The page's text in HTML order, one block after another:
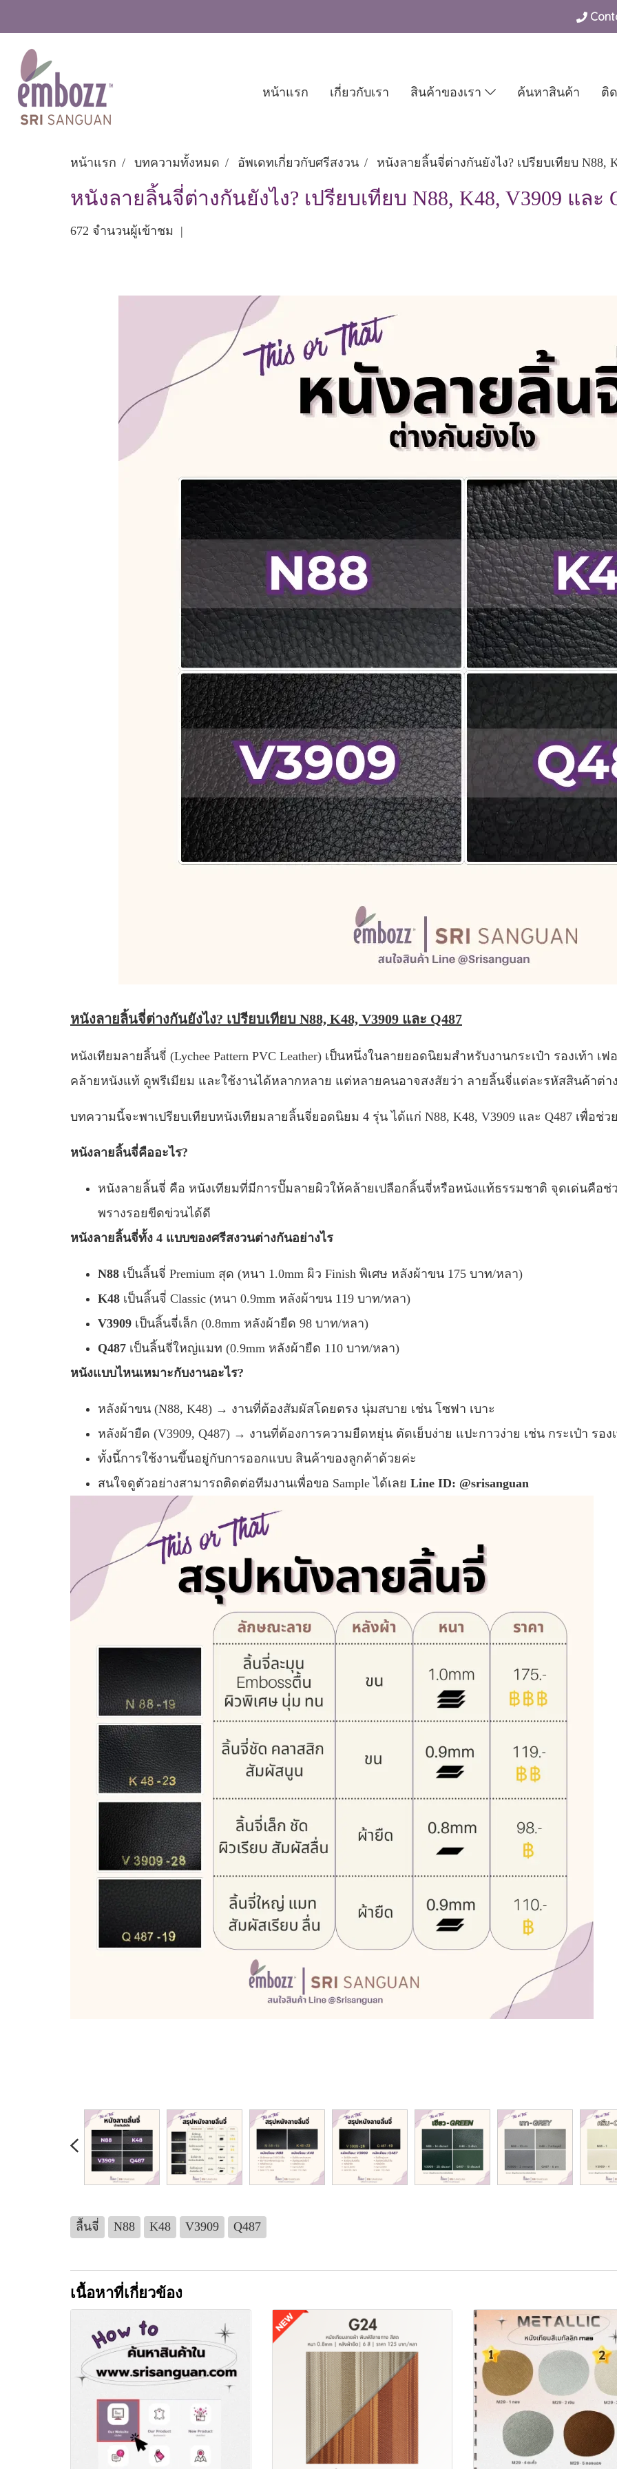
หน้าแรก เกี่ยวกับเรา สินค้าของเรา ค้นหาสินค้า ติ
หน้าแรก บทความทั้งหมด อัพเดทเกี่ยวกับศรีสงวน หนังลายลิ้นจี่ต่างกันยังไง? เปรียบเทียบ N88,
หนังลายลิ้นจี่ต่างกันยังไง? เปรียบเทียบ N88, K48, V3909 และ
672 จำนวนผู้เข้าชม |
หนังลายลิ้นจี่ต่างกันยังไง? เปรียบเทียบ N88, K48, V3909 และ Q487
หนังเทียมลายลิ้นจี่ (Lychee Pattern PVC Leather) เป็นหนึ่งในลายยอดนิยมสำหรับงานกระเป๋า รองเท้า
คล้ายหนังแท้ ดูพรีเมียม และใช้งานได้หลากหลาย แต่หลายคนอาจสงสัยว่า ลายลิ้นจี่แต่ละรหัสสินค้าต่า
บทความนี้จะพาเปรียบเทียบหนังเทียมลายลิ้นจี่ยอดนิยม 4 รุ่น ได้แก่ N88, K48, V3909 และ Q487 เพื่อช่
หนังลายลิ้นจี่คืออะไร?
หนังลายลิ้นจี่ คือ หนังเทียมที่มีการปั๊มลายผิวให้คล้ายเปลือกลิ้นจี่หรือหนังแท้ธรรมชาติ จุดเด่นคือช่
พรางรอยขีดข่วนได้ดี
หนังลายลิ้นจี่ทั้ง 4 แบบของศรีสงวนต่างกันอย่างไร
N88 เป็นลิ้นจี่ Premium สุด (หนา 1.0mm ผิว Finish พิเศษ หลังผ้าขน 175 บาท/หลา)
K48 เป็นลิ้นจี่ Classic (หนา 0.9mm หลังผ้าขน 119 บาท/หลา)
V3909 เป็นลิ้นจี่เล็ก (0.8mm หลังผ้ายืด 98 บาท/หลา)
Q487 เป็นลิ้นจี่ใหญ่แมท (0.9mm หลังผ้ายืด 110 บาท/หลา)
หนังแบบไหนเหมาะกับงานอะไร?
หลังผ้าขน (N88, K48) → งานที่ต้องสัมผัสโดยตรง นุ่มสบาย เช่น โซฟา เบาะ
หลังผ้ายืด (V3909, Q487) → งานที่ต้องการความยืดหยุ่น ตัดเย็บง่าย แปะกาวง่าย เช่น กระเป๋า รอง
ทั้งนี้การใช้งานขึ้นอยู่กับการออกแบบ สินค้าของลูกค้าด้วยค่ะ
สนใจดูตัวอย่างสามารถติดต่อทีมงานเพื่อขอ Sample ได้เลย Line ID: @srisanguan
ลื้นจี่ N88 K48 V3909 Q487
เนื้อหาที่เกี่ยวข้อง